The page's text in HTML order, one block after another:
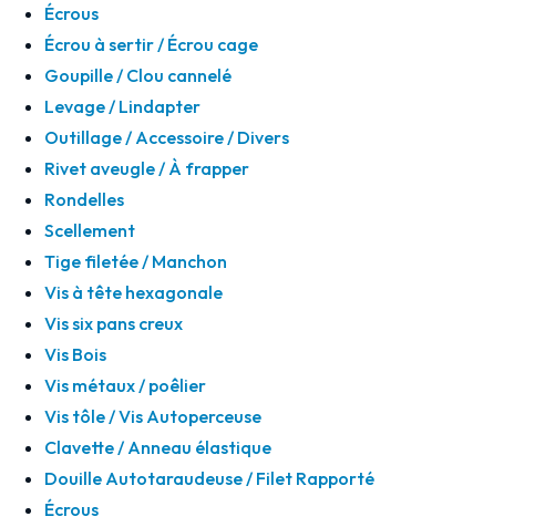
Écrous
Écrou à sertir / Écrou cage
Goupille / Clou cannelé
Levage / Lindapter
Outillage / Accessoire / Divers
Rivet aveugle / À frapper
Rondelles
Scellement
Tige filetée / Manchon
Vis à tête hexagonale
Vis six pans creux
Vis Bois
Vis métaux / poêlier
Vis tôle / Vis Autoperceuse
Clavette / Anneau élastique
Douille Autotaraudeuse / Filet Rapporté
Écrous